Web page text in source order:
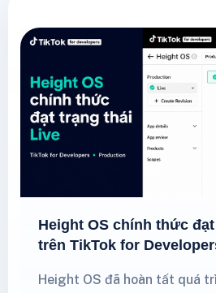
Height OS chính thức
trên TikTok for
Height OS đã hoàn tất quá